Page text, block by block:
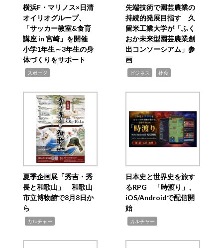
横浜F・マリノス×日清
オイリオグループ、
「サッカー教室&食育
講座 in 宮崎」を開催
小学1年生～3年生の身
体づくりをサポート
スポーツ
先端技術で園芸農業の
持続的発展目指す 久
留米工業大学が「ふく
おか未来型園芸農業創
出コンソーシアム」参
画
ビジネス 社会
夏季企画展「秀吉・秀
長と和歌山」 和歌山
市立博物館で8月8日か
ら
カルチャー
日本史と世界史を旅す
るRPG 「時渡り」、
iOS/Androidで配信開
始
カルチャー